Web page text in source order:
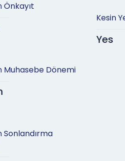
Önkayıt
Muhasebe Dönemi
Sonlandırma
Kesin
Yes